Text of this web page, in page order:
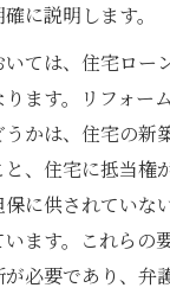
に説明します。
ては、住宅ロー
ます。リフォー
かは、住宅の新
、住宅に抵当権
に供されていな
ます。これらの
必要であり、弁